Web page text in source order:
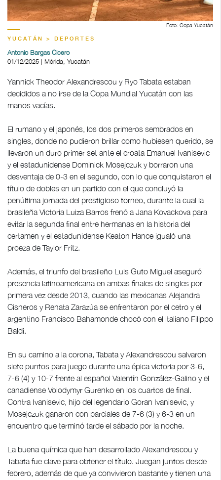
Foto: Copa Yucatán
YUCATÁN > DEPORTES
Antonio Bargas Cicero
01/12/2025 | Mérida, Yucatán
Yannick Theodor Alexandrescou y Ryo Tabata estaban
decididos a no irse de la Copa Mundial Yucatán con las
manos vacías.
El rumano y el japonés, los dos primeros sembrados en
singles, donde no pudieron brillar como hubiesen querido, se
llevaron un duro primer set ante el croata Emanuel Ivanisevic
y el estadunidense Dominick Mosejczuk y borraron una
desventaja de 0-3 en el segundo, con lo que conquistaron el
título de dobles en un partido con el que concluyó la
penúltima jornada del prestigioso torneo, durante la cual la
brasileña Victoria Luiza Barros frenó a Jana Kovackova para
evitar la segunda final entre hermanas en la historia del
certamen y el estadunidense Keaton Hance igualó una
proeza de Taylor Fritz.
Además, el triunfo del brasileño Luis Guto Miguel aseguró
presencia latinoamericana en ambas finales de singles por
primera vez desde 2013, cuando las mexicanas Alejandra
Cisneros y Renata Zarazúa se enfrentaron por el cetro y el
argentino Francisco Bahamonde chocó con el italiano Filippo
Baldi.
En su camino a la corona, Tabata y Alexandrescou salvaron
siete puntos para juego durante una épica victoria por 3-6,
7-6 (4) y 10-7 frente al español Valentín González-Galino y el
canadiense Volodymyr Gurenko en los cuartos de final.
Contra Ivanisevic, hijo del legendario Goran Ivanisevic, y
Mosejczuk ganaron con parciales de 7-6 (3) y 6-3 en un
encuentro que terminó tarde el sábado por la noche.
La buena química que han desarrollado Alexandrescou y
Tabata fue clave para obtener el título. Juegan juntos desde
febrero, además de que ya convivieron bastante y tienen una